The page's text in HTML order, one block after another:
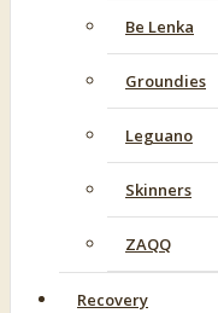
Be Lenka
Groundies
Leguano
Skinners
ZAQQ
Recovery